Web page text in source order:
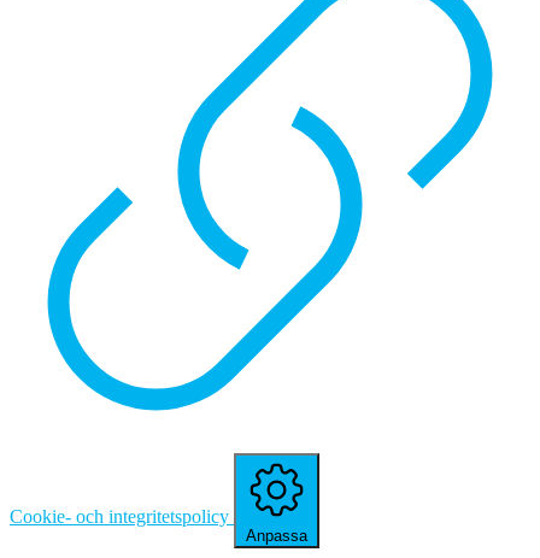
Cookie- och integritetspolicy
Anpassa